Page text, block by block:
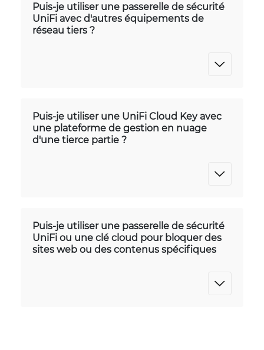
Puis-je utiliser une passerelle de sécurité
UniFi avec d'autres équipements de
réseau tiers ?
Puis-je utiliser une UniFi Cloud Key avec
une plateforme de gestion en nuage
d'une tierce partie ?
Puis-je utiliser une passerelle de sécurité
UniFi ou une clé cloud pour bloquer des
sites web ou des contenus spécifiques